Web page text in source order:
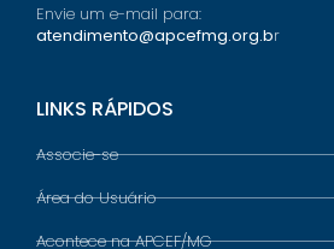
Envie um e-mail para:
atendimento@apcefmg.org.br
LINKS RÁPIDOS
Associe-se
Área do Usuário
Acontece na APCEF/MG